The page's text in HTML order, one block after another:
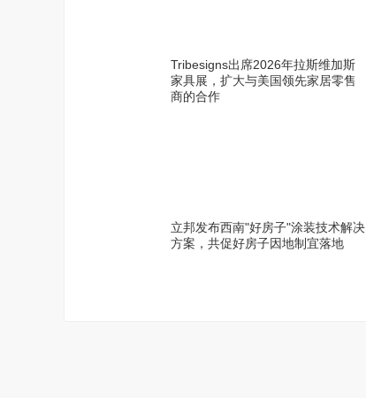
Tribesigns出席2026年拉斯维加斯
家具展，扩大与美国领先家居零售
商的合作
立邦发布西南"好房子"涂装技术解决
方案，共促好房子因地制宜落地